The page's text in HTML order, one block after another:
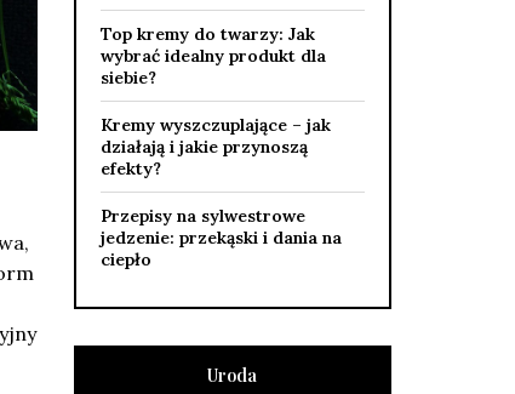
Top kremy do twarzy: Jak
wybrać idealny produkt dla
siebie?
Kremy wyszczuplające – jak
działają i jakie przynoszą
efekty?
Przepisy na sylwestrowe
jedzenie: przekąski i dania na
ciepło
Uroda